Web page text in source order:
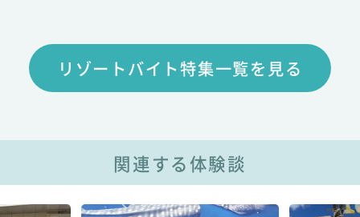
リゾートバイト特集一覧を見る
関連する体験談